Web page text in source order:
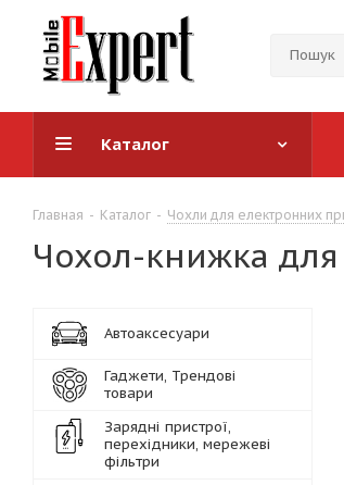
Каталог
Главная - Каталог - Чохли для електронних
Чохол-книжка для
Автоаксесуари
Гаджети, Трендові
товари
Зарядні пристрої,
перехідники, мережеві
фільтри